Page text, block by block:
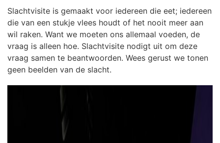
Slachtvisite is gemaakt voor iedereen die eet; iedereen
die van een stukje vlees houdt of het nooit meer aan
wil raken. Want we moeten ons allemaal voeden, de
vraag is alleen hoe. Slachtvisite nodigt uit om deze
vraag samen te beantwoorden. Wees gerust we tonen
geen beelden van de slacht.